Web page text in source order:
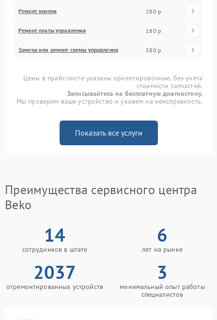
Ремонт кнопок 280 р
Ремонт платы управления 180 р
Замена или ремонт схемы управления 580 р
Цены в прайс-листе указаны ориентировочные, без учета
стоимости запчастей.
Записывайтесь на бесплатную диагностику.
Мы проверим ваше устройство и укажем на неисправность.
Показать все услуги
Преимущества сервисного центра
Beko
14
сотрудников в штате
6
лет на рынке
2037
отремонтированных устройств
3
минимальный опыт работы
специалистов